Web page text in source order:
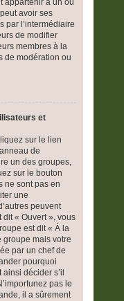
appartenir à un ou
avoir ses
par l’intermédiaire
de modifier
membres à la
de modération ou
et
sur le lien
de
un des groupes,
sur le bouton
ne sont pas en
une
peuvent
« Ouvert », vous
est dit « À la
mais votre
par un chef de
pourquoi
décider s’il
pas le
il a sûrement